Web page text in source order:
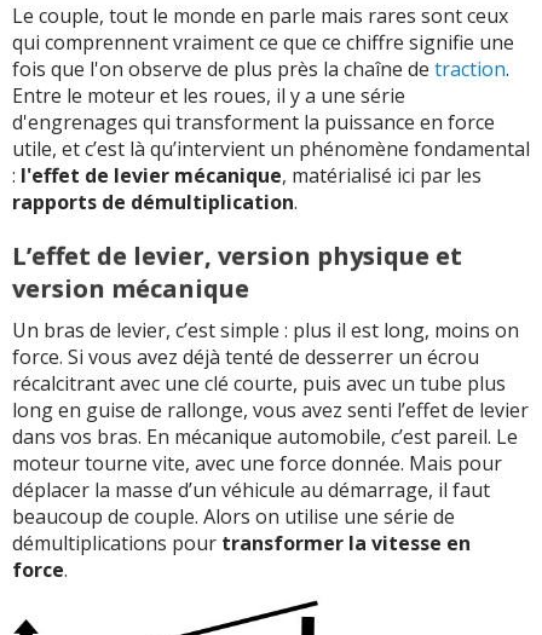
Le couple, tout le monde en parle mais rares sont ceux
qui comprennent vraiment ce que ce chiffre signifie une
fois que l'on observe de plus près la chaîne de traction.
Entre le moteur et les roues, il y a une série
d'engrenages qui transforment la puissance en force
utile, et c’est là qu’intervient un phénomène fondamental
: l'effet de levier mécanique, matérialisé ici par les
rapports de démultiplication.
L’effet de levier, version physique et
version mécanique
Un bras de levier, c’est simple : plus il est long, moins on
force. Si vous avez déjà tenté de desserrer un écrou
récalcitrant avec une clé courte, puis avec un tube plus
long en guise de rallonge, vous avez senti l’effet de levier
dans vos bras. En mécanique automobile, c’est pareil. Le
moteur tourne vite, avec une force donnée. Mais pour
déplacer la masse d’un véhicule au démarrage, il faut
beaucoup de couple. Alors on utilise une série de
démultiplications pour transformer la vitesse en
force.